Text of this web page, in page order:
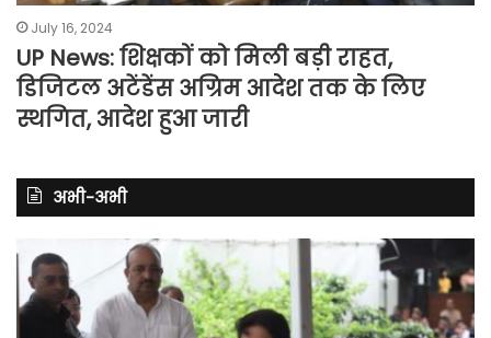
July 16, 2024
UP News: शिक्षकों को मिली बड़ी राहत,
डिजिटल अटेंडेंस अग्रिम आदेश तक के लिए
स्थगित, आदेश हुआ जारी
अभी-अभी